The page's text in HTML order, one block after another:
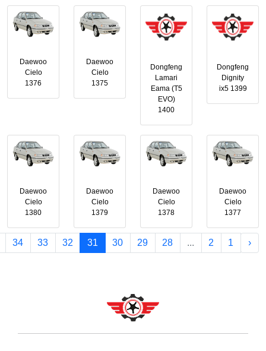
Dongfeng
Dignity
ix5 1399
Dongfeng
Lamari
Eama (T5
EVO)
1400
Daewoo
Cielo
1375
Daewoo
Cielo
1376
Daewoo
Cielo
1377
Daewoo
Cielo
1378
Daewoo
Cielo
1379
Daewoo
Cielo
1380
‹
1
2
...
28
29
30
31
32
33
34